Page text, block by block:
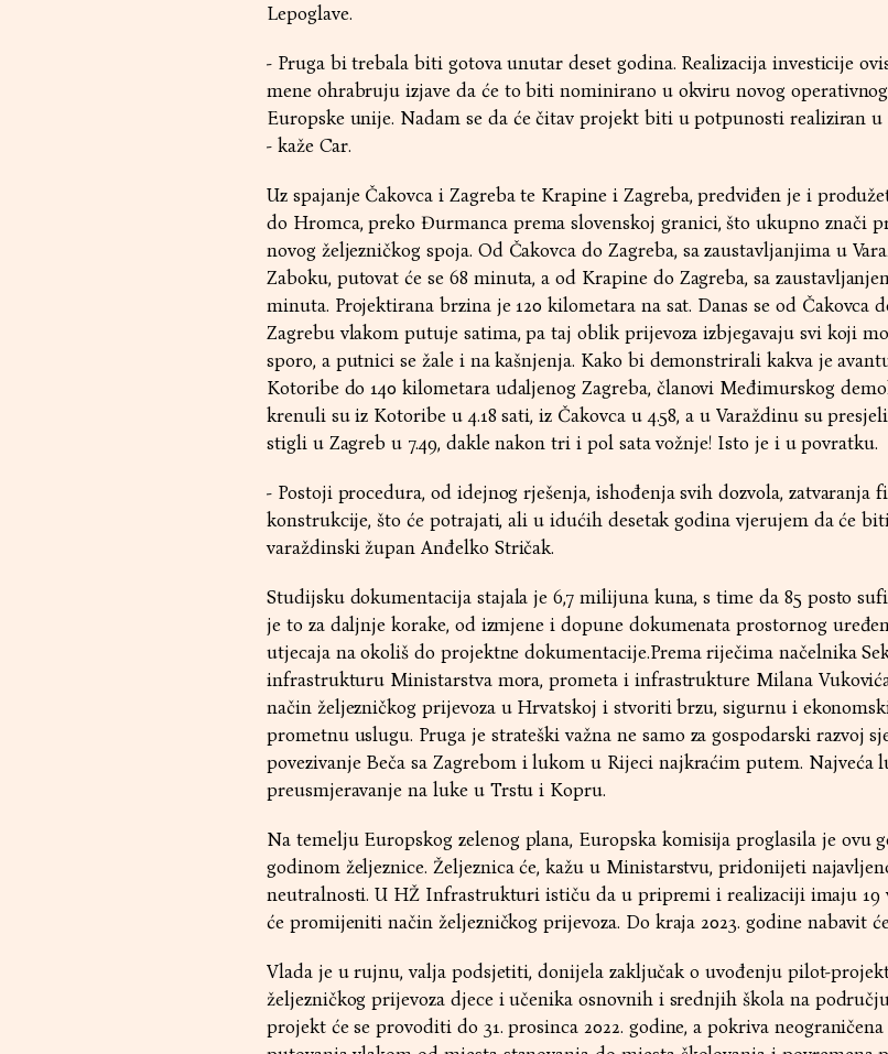
Lepoglave.
- Pruga bi trebala biti gotova unutar deset godina. Realizacija investicije
mene ohrabruju izjave da će to biti nominirano u okviru novog
Europske unije. Nadam se da će čitav projekt biti u potpunosti realiziran u
- kaže Car.
Uz spajanje Čakovca i Zagreba te Krapine i Zagreba, predviđen je i
do Hromca, preko Đurmanca prema slovenskoj granici, što ukupno znači
novog željezničkog spoja. Od Čakovca do Zagreba, sa zaustavljanjima u
Zaboku, putovat će se 68 minuta, a od Krapine do Zagreba, sa
minuta. Projektirana brzina je 120 kilometara na sat. Danas se od Čakovca
Zagrebu vlakom putuje satima, pa taj oblik prijevoza izbjegavaju svi koji
sporo, a putnici se žale i na kašnjenja. Kako bi demonstrirali kakva je
Kotoribe do 140 kilometara udaljenog Zagreba, članovi Međimurskog
krenuli su iz Kotoribe u 4.18 sati, iz Čakovca u 4.58, a u Varaždinu su
stigli u Zagreb u 7.49, dakle nakon tri i pol sata vožnje! Isto je i u povratku.
- Postoji procedura, od idejnog rješenja, ishođenja svih dozvola, zatvaranja
konstrukcije, što će potrajati, ali u idućih desetak godina vjerujem da će
varaždinski župan Anđelko Stričak.
Studijsku dokumentacija stajala je 6,7 milijuna kuna, s time da 85 posto
je to za daljnje korake, od izmjene i dopune dokumenata prostornog
utjecaja na okoliš do projektne dokumentacije.Prema riječima načelnika
infrastrukturu Ministarstva mora, prometa i infrastrukture Milana
način željezničkog prijevoza u Hrvatskoj i stvoriti brzu, sigurnu i
prometnu uslugu. Pruga je strateški važna ne samo za gospodarski razvoj
povezivanje Beča sa Zagrebom i lukom u Rijeci najkraćim putem.
preusmjeravanje na luke u Trstu i Kopru.
Na temelju Europskog zelenog plana, Europska komisija proglasila je ovu
godinom željeznice. Željeznica će, kažu u Ministarstvu, pridonijeti
neutralnosti. U HŽ Infrastrukturi ističu da u pripremi i realizaciji imaju 19
će promijeniti način željezničkog prijevoza. Do kraja 2023. godine nabavit
Vlada je u rujnu, valja podsjetiti, donijela zaključak o uvođenju pilot-
željezničkog prijevoza djece i učenika osnovnih i srednjih škola na
projekt će se provoditi do 31. prosinca 2022. godine, a pokriva neograničena